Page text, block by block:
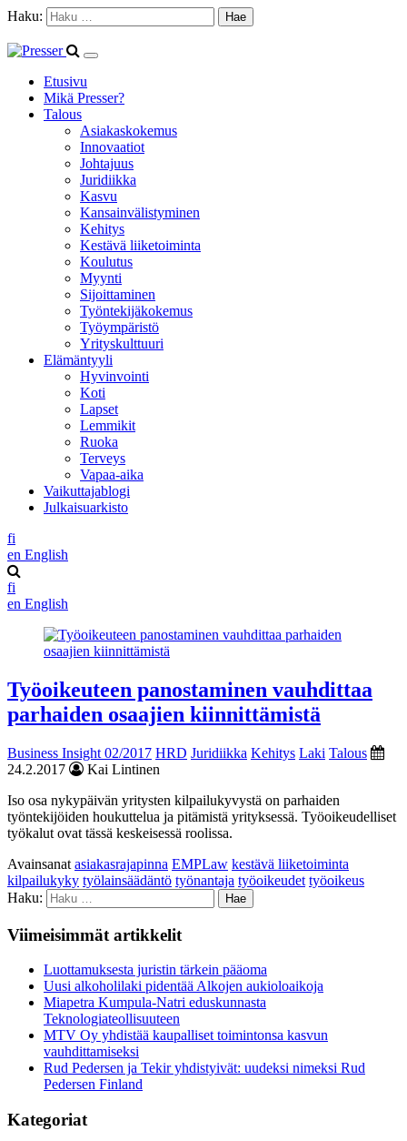
Haku:
Etusivu
Mikä Presser?
Talous
Asiakaskokemus
Innovaatiot
Johtajuus
Juridiikka
Kasvu
Kansainvälistyminen
Kehitys
Kestävä liiketoiminta
Koulutus
Myynti
Sijoittaminen
Työntekijäkokemus
Työympäristö
Yrityskulttuuri
Elämäntyyli
Hyvinvointi
Koti
Lapset
Lemmikit
Ruoka
Terveys
Vapaa-aika
Vaikuttajablogi
Julkaisuarkisto
fi
en English
fi
en English
Työoikeuteen panostaminen vauhdittaa
parhaiden osaajien kiinnittämistä
Business Insight 02/2017 HRD Juridiikka Kehitys Laki Talous
24.2.2017
Kai Lintinen
Iso osa nykypäivän yritysten kilpailukyvystä on parhaiden
työntekijöiden houkuttelua ja pitämistä yrityksessä. Työoikeudelliset
työkalut ovat tässä keskeisessä roolissa.
Avainsanat asiakasrajapinna EMPLaw kestävä liiketoiminta
kilpailukyky työlainsäädäntö työnantaja työoikeudet työoikeus
Haku:
Viimeisimmät artikkelit
Luottamuksesta juristin tärkein pääoma
Uusi alkoholilaki pidentää Alkojen aukioloaikoja
Miapetra Kumpula-Natri eduskunnasta
Teknologiateollisuuteen
MTV Oy yhdistää kaupalliset toimintonsa kasvun
vauhdittamiseksi
Rud Pedersen ja Tekir yhdistyivät: uudeksi nimeksi Rud
Pedersen Finland
Kategoriat